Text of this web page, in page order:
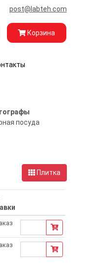
post@labteh.com
Корзина
посуда
Плитка